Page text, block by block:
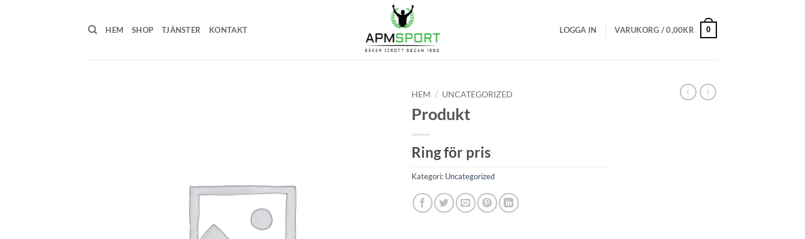
HEM SHOP TJÄNSTER KONTAKT LOGGA IN VARUKORG /0,00KR 0
HEM / UNCATEGORIZED
Produkt
Ring för pris
Kategori: Uncategorized